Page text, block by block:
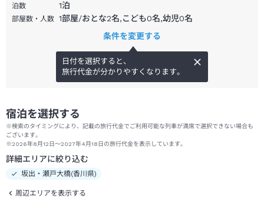
泊数 1泊
部屋数・人数 1部屋/おとな2名,こども0名,幼児0名
条件を変更する
日付を選択すると、
旅行代金が分かりやすくなります。
宿泊を選択する
※検索のタイミングにより、記載の旅行代金でご利用可能な列車が満席で選択できない場合も
ございます。
※2026年8月12日～2027年4月18日の旅行代金を表示しています。
詳細エリアに絞り込む
坂出・瀬戸大橋(香川県)
周辺エリアを表示する